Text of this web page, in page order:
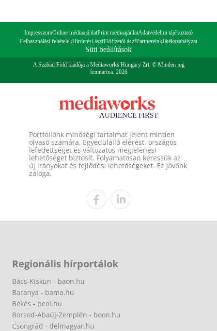
ImpresszumOnline médiaajánlatPrint médiaajánlatAdatvédelmi tájékoztató
Felhasználási feltételekHirdetési ászfElőfizetői ászfPartnereinkJátékszabályzat
Süti beállítások
A Szabad Föld kiadója a Mediaworks Hungary Zrt. © Minden jog
fenntartva. 2026
Portfóliónk minőségi tartalmat jelent minden
olvasó számára. Egyedülálló elérést, országos
lefedettséget és változatos megjelenési
lehetőséget biztosít. Folyamatosan keressük az
új irányokat és fejlődési lehetőségeket. Ez jövőnk
záloga.
Regionális hírportálok
Bács-Kiskun - baon.hu
Baranya - bama.hu
Békés - beol.hu
Borsod-Abaúj-Zemplén - boon.hu
Csongrád - delmagyar.hu